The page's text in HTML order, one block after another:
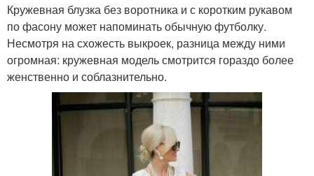
Кружевная блузка без воротника и с коротким рукавом
по фасону может напоминать обычную футболку.
Несмотря на схожесть выкроек, разница между ними
огромная: кружевная модель смотрится гораздо более
женственно и соблазнительно.